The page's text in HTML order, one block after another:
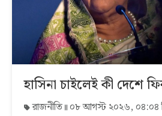
হাসিনা চাইলেই কী দেশে
রাজনীতি ০৮ আগস্ট ২০২৬, ০৪:০৪